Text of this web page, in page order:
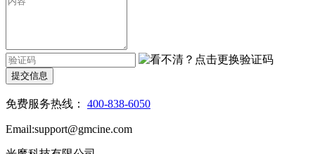
提交信息
免费服务热线： 400-838-6050
Email:support@gmcine.com